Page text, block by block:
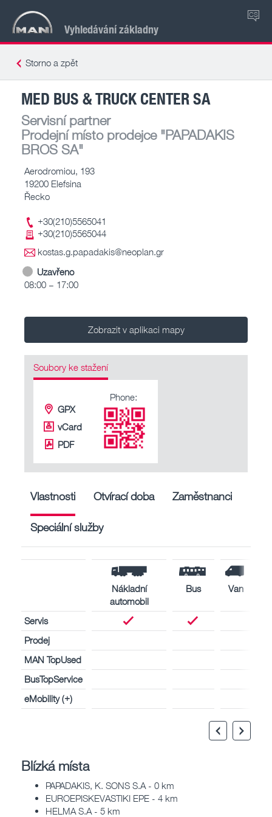
Vyhledávání základny
CS
Storno a zpět
MED BUS & TRUCK CENTER SA
Servisní partner
Prodejní místo prodejce"PAPADAKIS
BROS SA"
Aerodromiou, 193
19200 Elefsina
Řecko
+30(210)5565041
+30(210)5565044
kostas.g.papadakis@neoplan.gr
Uzavřeno
08:00 – 17:00
Zobrazit v aplikaci mapy
Soubory ke stažení
GPX
vCard
PDF
Phone:
Vlastnosti Otvírací doba Zaměstnanci
Speciální služby
Nákladní
automobil
Bus Van
Servis
Prodej
MAN TopUsed
BusTopService
eMobility (+)
Blízká místa
PAPADAKIS, K. SONS S.A - 0 km
EUROEPISKEVASTIKI EPE - 4 km
HELMA S.A - 5 km